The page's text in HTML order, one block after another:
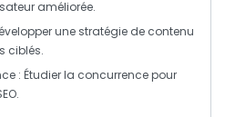
améliorée.
une stratégie de contenu
ciblés.
: Étudier la concurrencepour